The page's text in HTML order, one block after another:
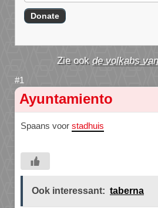
de volkabs
Ayuntamiento
Spaans voor stadhuis
Ook interessant: taberna